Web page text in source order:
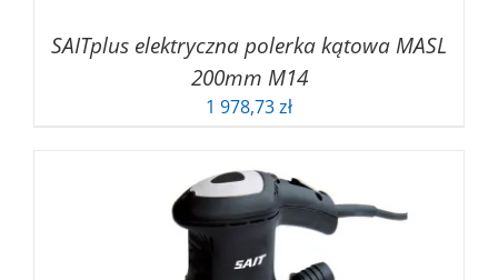
SAITplus elektryczna polerka kątowa MASL
200mm M14
1 978,73zł